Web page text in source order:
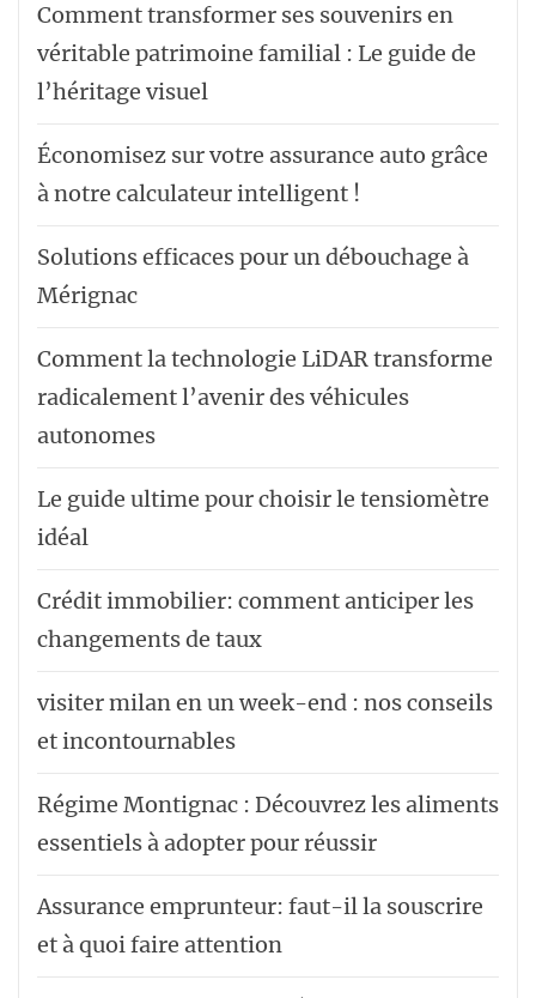
Comment transformer ses souvenirs en
véritable patrimoine familial : Le guide de
l’héritage visuel
Économisez sur votre assurance auto grâce
à notre calculateur intelligent !
Solutions efficaces pour un débouchage à
Mérignac
Comment la technologie LiDAR transforme
radicalement l’avenir des véhicules
autonomes
Le guide ultime pour choisir le tensiomètre
idéal
Crédit immobilier: comment anticiper les
changements de taux
visiter milan en un week-end : nos conseils
et incontournables
Régime Montignac : Découvrez les aliments
essentiels à adopter pour réussir
Assurance emprunteur: faut-il la souscrire
et à quoi faire attention